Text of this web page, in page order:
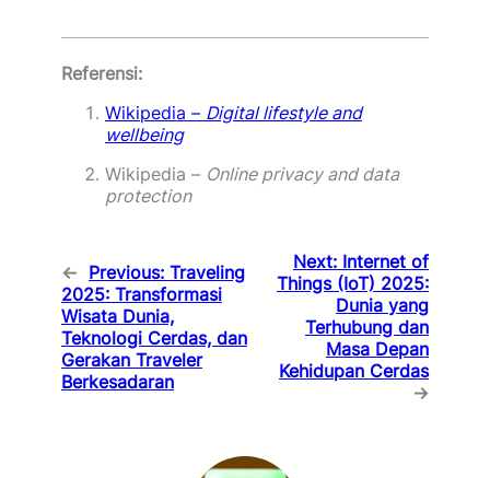
Referensi:
Wikipedia – Digital lifestyle and
wellbeing
Wikipedia – Online privacy and data
protection
← Previous: Traveling
2025: Transformasi
Wisata Dunia,
Teknologi Cerdas, dan
Gerakan Traveler
Berkesadaran
Next: Internet of
Things (IoT) 2025:
Dunia yang
Terhubung dan
Masa Depan
Kehidupan Cerdas
→